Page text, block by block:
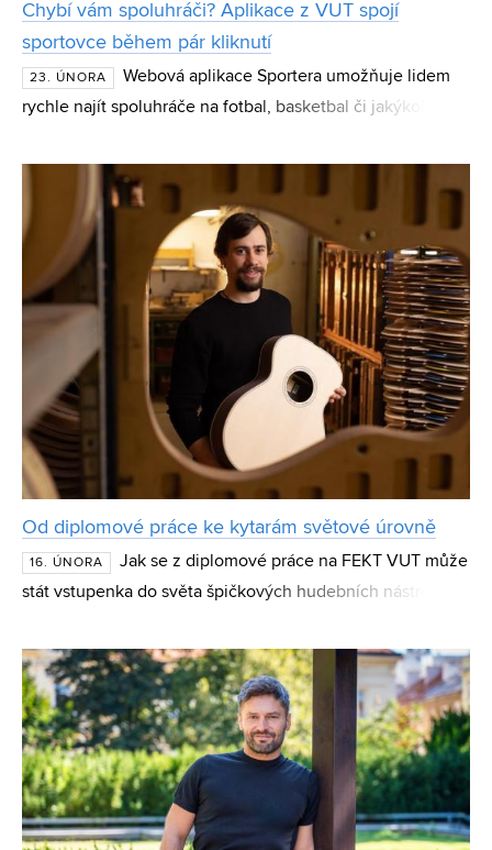
Chybí vám spoluhráči? Aplikace z VUT spojí
sportovce během pár kliknutí
23. ÚNORA
Webová aplikace Sportera umožňuje lidem
rychle najít spoluhráče na fotbal, basketbal či jakýkoliv jiný
vytvoří událost a během chvíle se k nim m
Od diplomové práce ke kytarám světové úrovně
16. ÚNORA
Jak se z diplomové práce na FEKT VUT může
stát vstupenka do světa špičkových hudebních nástrojů?
hudby může vést k inovacím, které dnes zní z pódií